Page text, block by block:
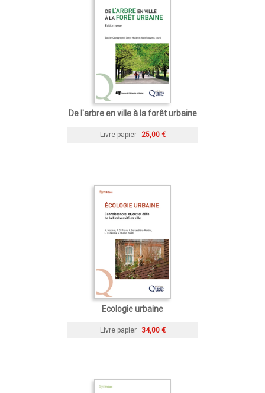
De l'arbre en ville à la forêt urbaine
Livre papier 25,00 €
Ecologie urbaine
Livre papier 34,00 €